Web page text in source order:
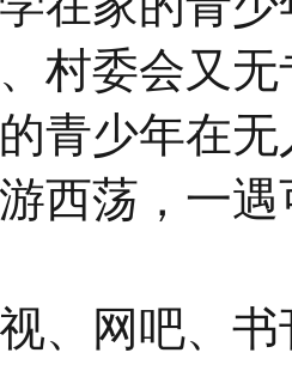
村委会又
青少年在
西荡，一
、网吧、